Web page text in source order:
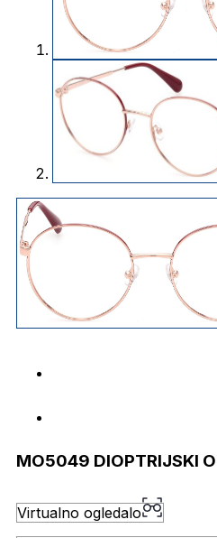
MO5049 DIOPTRIJSKI
Virtualno ogledalo